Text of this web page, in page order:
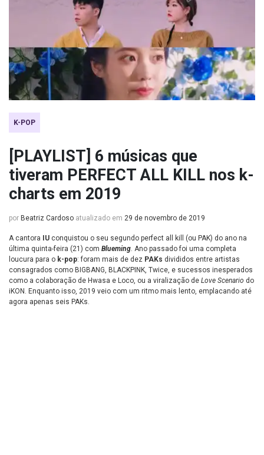
K-POP
[PLAYLIST] 6 músicas que
tiveram PERFECT ALL KILL nos k-
charts em 2019
por Beatriz Cardoso atualizado em 29 de novembro de 2019
A cantora IU conquistou o seu segundo perfect all kill (ou PAK) do ano na
última quinta-feira (21) com Blueming . Ano passado foi uma completa
loucura para o k-pop: foram mais de dez PAKs divididos entre artistas
consagrados como BIGBANG, BLACKPINK, Twice, e sucessos inesperados
como a colaboração de Hwasa e Loco, ou a viralização de Love Scenario do
iKON. Enquanto isso, 2019 veio com um ritmo mais lento, emplacando até
agora apenas seis PAKs.